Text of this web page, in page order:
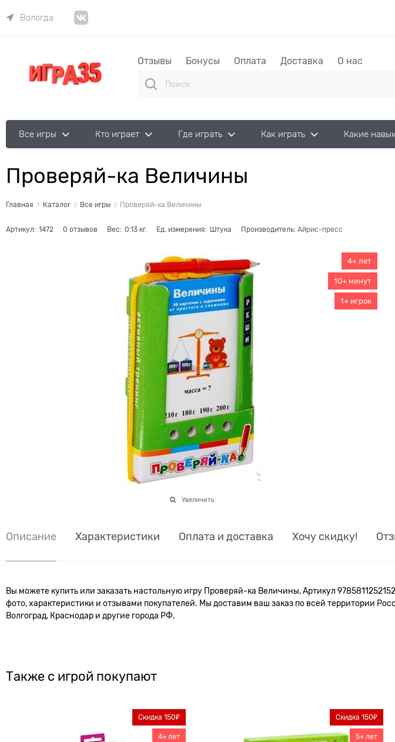
Вологда
Отзывы Бонусы Оплата Доставка
О нас
Все игры Кто играет Где играть Как играть Какие
Проверяй-ка Величины
Главная Каталог Все игры Проверяй-ка Величины
Артикул: 1472 0 отзывов Вес: 0.13 кг. Ед. измерения: Штука Производитель: Айрис-пресс
4+ лет
10+ минут
1+ игрок
Увеличить
Описание Характеристики Оплата и доставка Хочу скидку!
Вы можете купить или заказать настольную игру Проверяй-ка Величины, Артикул
фото, характеристики и отзывами покупателей. Мы доставим ваш заказ по всей территории
Волгоград, Краснодар и другие города РФ.
Также с игрой покупают
Скидка 150₽
4+ лет
Скидка 150₽
5+ лет